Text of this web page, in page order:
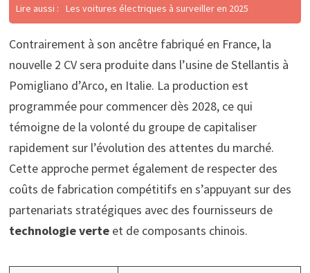
Lire aussi : Les voitures électriques à surveiller en 2025
Contrairement à son ancêtre fabriqué en France, la
nouvelle 2 CV sera produite dans l’usine de Stellantis à
Pomigliano d’Arco, en Italie. La production est
programmée pour commencer dès 2028, ce qui
témoigne de la volonté du groupe de capitaliser
rapidement sur l’évolution des attentes du marché.
Cette approche permet également de respecter des
coûts de fabrication compétitifs en s’appuyant sur des
partenariats stratégiques avec des fournisseurs de
technologie verteet de composants chinois.